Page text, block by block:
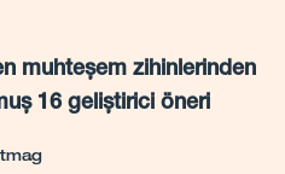
muhteşem zihinlerinden
16 geliştirici öneri